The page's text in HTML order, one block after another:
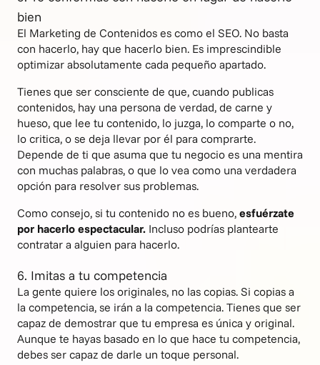
bien
El Marketing de Contenidos es como el SEO. No basta
con hacerlo, hay que hacerlo bien. Es imprescindible
optimizar absolutamente cada pequeño apartado.
Tienes que ser consciente de que, cuando publicas
contenidos, hay una persona de verdad, de carne y
hueso, que lee tu contenido, lo juzga, lo comparte o no,
lo critica, o se deja llevar por él para comprarte.
Depende de ti que asuma que tu negocio es una mentira
con muchas palabras, o que lo vea como una verdadera
opción para resolver sus problemas.
Como consejo, si tu contenido no es bueno, esfuérzate
por hacerlo espectacular. Incluso podrías plantearte
contratar a alguien para hacerlo.
6. Imitas a tu competencia
La gente quiere los originales, no las copias. Si copias a
la competencia, se irán a la competencia. Tienes que ser
capaz de demostrar que tu empresa es única y original.
Aunque te hayas basado en lo que hace tu competencia,
debes ser capaz de darle un toque personal.